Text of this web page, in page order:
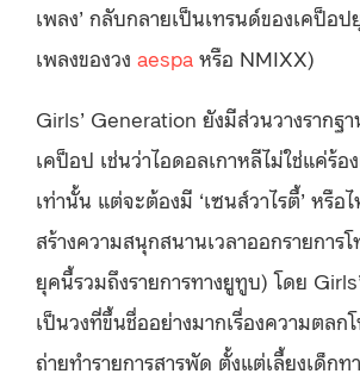
เพลง’ กลับกลายเป็นเทรนด์ของเคป็อ
เพลงของวง aespa หรือ NMIXX)
Girls’ Generation ยังมีส่วนวางรากฐ
เคป็อป เช่นว่าไอดอลเกาหลีไม่ใช่แค่ร้อ
เท่านั้น แต่จะต้องมี ‘เซนส์วาไรตี้’ หรือ
สร้างความสนุกสนานเวลาออกรายการ
ยุคนี้รวมถึงรายการทางยูทูบ) โดย
เป็นวงที่ขึ้นชื่ออย่างมากเรื่องความตลก
ถ่ายทำรายการสารพัด ตั้งแต่เลี้ยงเด็ก